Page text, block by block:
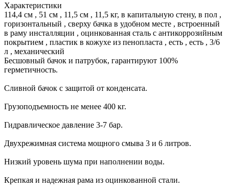
Характеристики
114,4 см , 51 см , 11,5 см , 11,5 кг, в капитальную стену, в пол ,
горизонтальный , сверху бачка в удобном месте , встроенный
в раму инсталляции , оцинкованная сталь с антикоррозийным
покрытием , пластик в кожухе из пенопласта , есть , есть , 3/6
л , механический
Бесшовный бачок и патрубок, гарантируют 100%
герметичность.
Сливной бачок с защитой от конденсата.
Грузоподъемность не менее 400 кг.
Гидравлическое давление 3-7 бар.
Двухрежимная система мощного смыва 3 и 6 литров.
Низкий уровень шума при наполнении воды.
Крепкая и надежная рама из оцинкованной стали.